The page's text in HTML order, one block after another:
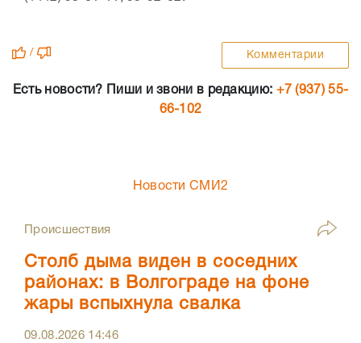
/ Комментарии
Есть новости? Пиши и звони в редакцию: +7 (937) 55-
66-102
Новости СМИ2
Происшествия
Столб дыма виден в соседних
районах: в Волгограде на фоне
жары вспыхнула свалка
09.08.2026 14:46